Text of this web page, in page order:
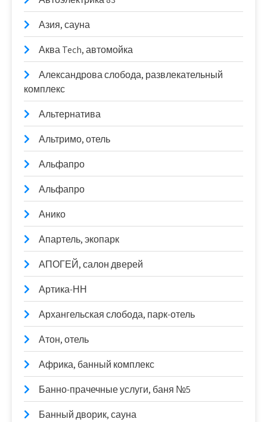
Азия, сауна
Аква Tech, автомойка
Александрова слобода, развлекательный
комплекс
Альтернатива
Альтримо, отель
Альфапро
Альфапро
Анико
Апартель, экопарк
АПОГЕЙ, салон дверей
Артика-НН
Архангельская слобода, парк-отель
Атон, отель
Африка, банный комплекс
Банно-прачечные услуги, баня №5
Банный дворик, сауна